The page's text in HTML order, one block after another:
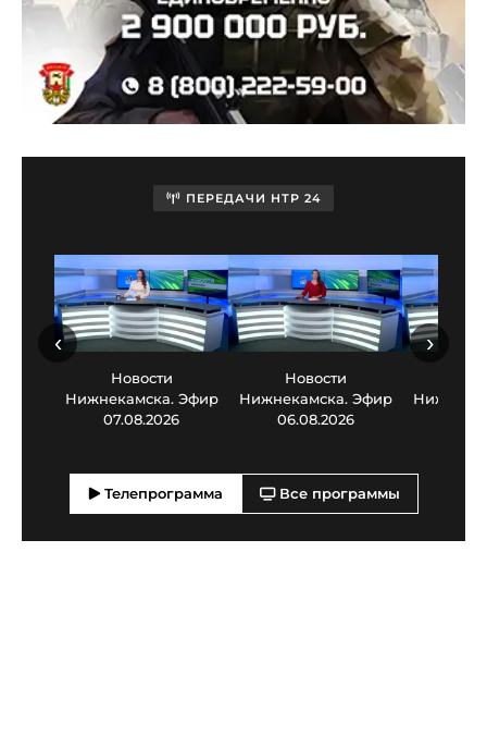
ПЕРЕДАЧИ НТР 24
Новости
Нижнекамска. Эфир
07.08.2026
Новости
Нижнекамска. Эфир
06.08.2026
‹ ›
Телепрограмма Все программы